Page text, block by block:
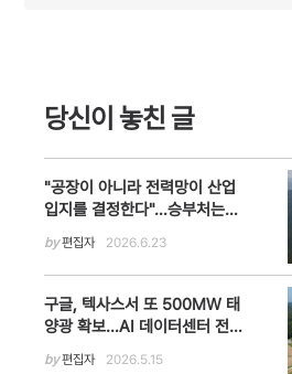
당신이 놓친 글
"공장이 아니라 전력망이 산업
입지를 결정한다"…승부처는
'에너지 고속도로'
by편집자 2026.6.23
구글, 텍사스서 또 500MW 태
양광 확보…AI 데이터센터 전력
망·탄소중립 전략 가속
by편집자 2026.5.15